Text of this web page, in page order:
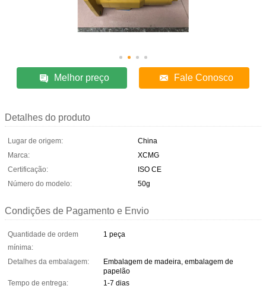
Melhor preço Fale Conosco
Detalhes do produto
Lugar de origem:
China
Marca:
XCMG
Certificação:
ISO CE
Número do modelo:
50g
Condições de Pagamento e Envio
Quantidade de ordem
mínima:
1 peça
Detalhes da embalagem:
Embalagem de madeira, embalagem de
papelão
Tempo de entrega:
1-7 dias